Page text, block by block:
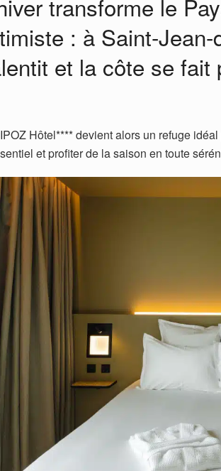
transforme le
: à Saint-
et la côte se fait
Hôtel**** devient alors un refuge
et profiter de la saison en toute